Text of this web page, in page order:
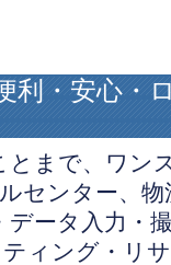
利・安心・
まで、ワン
センター、
データ入力・
ティング・リ